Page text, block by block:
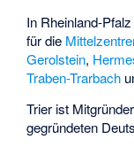
In Rheinland-
für die
Gerolstein,
Traben-Trarbach
Trier ist
gegründeten